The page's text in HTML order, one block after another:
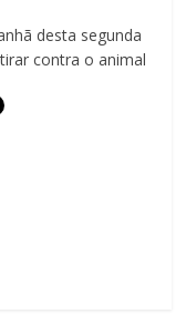
desta segunda
contra o animal